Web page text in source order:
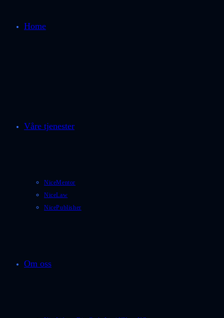
Home
Våre tjenester
NiceMentor
NiceLaw
NicePublisher
Om oss